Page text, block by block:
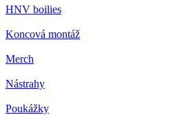
HNV boilies
Koncová montáž
Merch
Nástrahy
Poukážky